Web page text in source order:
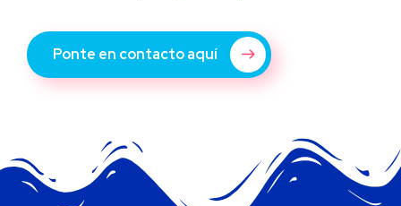
Ponte en contacto aquí